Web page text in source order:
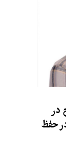
در
حفظ